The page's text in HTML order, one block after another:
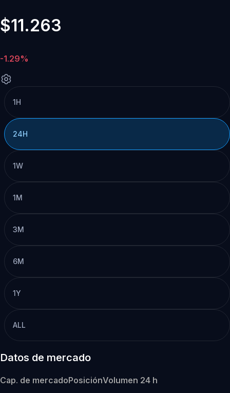
$11.263
-1.29%
1H
24H
1W
1M
3M
6M
1Y
ALL
Datos de mercado
Cap. de mercadoPosiciónVolumen 24 h